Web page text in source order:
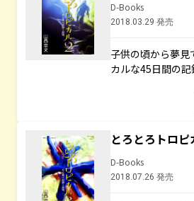
D-Books
2018.03.29 発売
子供の頃から夢
カルな45日間の記
とろとろトロ
D-Books
2018.07.26 発売